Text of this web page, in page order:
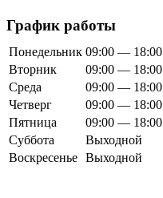
График работы
Понедельник 09:00 — 18:00
Вторник
09:00 — 18:00
Среда
09:00 — 18:00
Четверг
09:00 — 18:00
Пятница
09:00 — 18:00
Суббота
Выходной
Воскресенье Выходной